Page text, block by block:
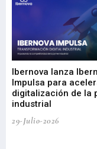
Ibernova lanza
Impulsa para
digitalización de la
industrial
29-Julio-2026